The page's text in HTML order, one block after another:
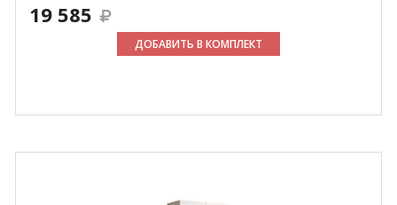
19 585
ДОБАВИТЬ В КОМПЛЕКТ